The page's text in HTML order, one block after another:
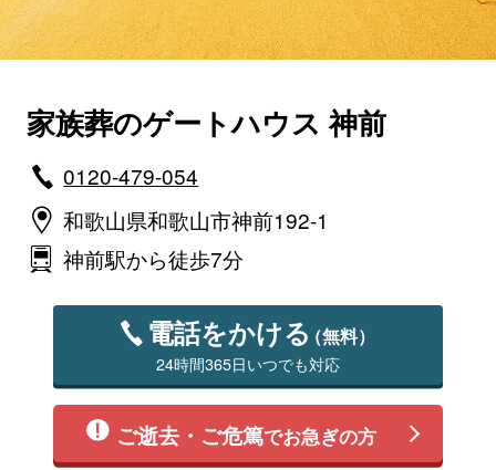
家族葬のゲートハウス 神前
0120-479-054
和歌山県和歌山市神前192-1
神前駅から徒歩7分
電話をかける（無料）
24時間365日いつでも対応
ご逝去・ご危篤でお急ぎの方